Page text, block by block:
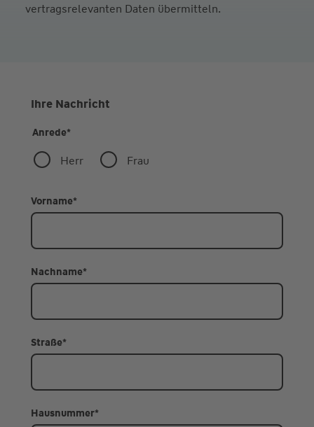
vertragsrelevanten Daten übermitteln.
Ihre Nachricht
Anrede*
Herr Frau
Vorname*
Nachname*
Straße*
Hausnummer*